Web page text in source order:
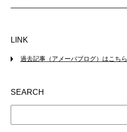
LINK
過去記事（アメーバブログ）はこちら
SEARCH